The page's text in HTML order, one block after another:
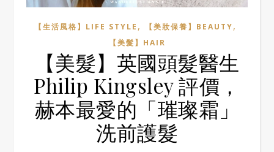
【生活風格】LIFE STYLE , 【美妝保養】BEAUTY,
【美髮】HAIR
【美髮】英國頭髮醫生
Philip Kingsley 評價，
赫本最愛的「璀璨霜」
洗前護髮